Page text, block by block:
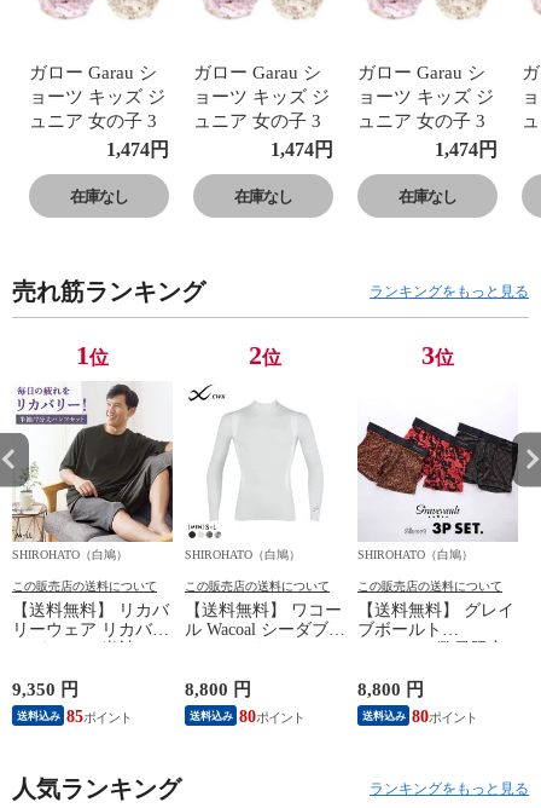
ガロー Garau シ
ョーツ キッズ ジ
ュニア 女の子 3
枚セット もちも
140 150
1,474円
在庫なし
ガロー Garau シ
ョーツ キッズ ジ
ュニア 女の子 3
枚セット もちも
140 150
1,474円
在庫なし
ガロー Garau シ
ョーツ キッズ ジ
ュニア 女の子 3
枚セット もちも
140 150
1,474円
在庫なし
売れ筋ランキング ランキングをもっと見る
1位
SHIROHATO（白鳩）
この販売店の送料について
【送料無料】 リカバ
リーウェア リカバリ
ーパジャマ 半袖 メ
ームウェア パジャマ
リカバリーケア 7分
丈パンツ 疲労回復
9,350 円
送料込み 85
2位
SHIROHATO（白鳩）
この販売店の送料について
【送料無料】 ワコー
ル Wacoal シーダブリ
JYURYU 柔流 ジュウ
リュウ メンズ トッ
プ SML ハイネック
8,800 円
送料込み 80
3位
SHIROHATO（白鳩）
この販売店の送料について
【送料無料】 グレイ
ブボールト
Gravevault 数量限定
サーパンツ おまかせ
3P 福袋 ショート ロ
ーライズ 3枚セット
8,800 円
送料込み 80
人気ランキング ランキングをもっと見る